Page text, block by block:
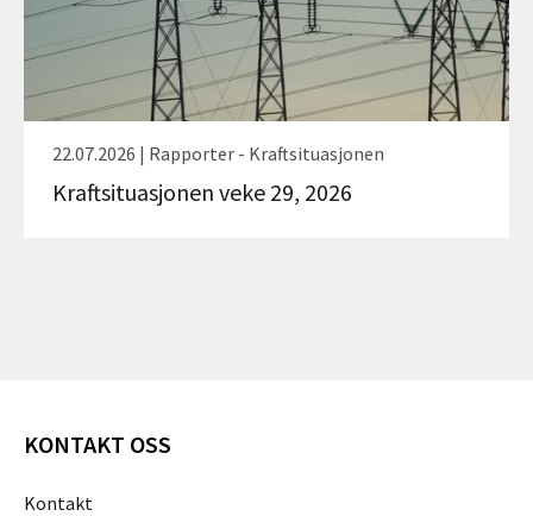
22.07.2026 | Rapporter - Kraftsituasjonen
Kraftsituasjonen veke 29, 2026
KONTAKT OSS
Kontakt